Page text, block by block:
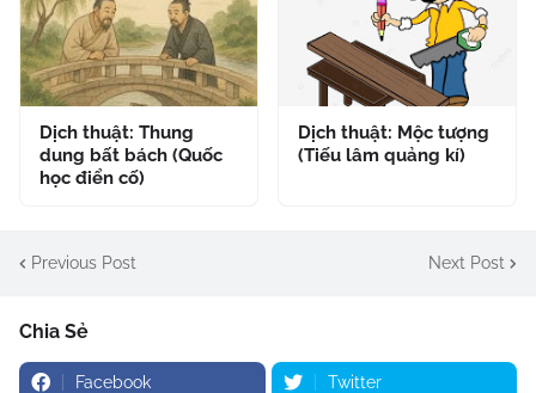
Dịch thuật: Thung
dung bất bách (Quốc
học điển cố)
Dịch thuật: Mộc tượng
(Tiếu lâm quảng kí)
Previous Post Next Post
Chia Sẻ
Facebook Twitter